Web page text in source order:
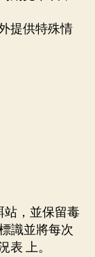
提供特殊情
站，並保留毒
識並將每次
上。